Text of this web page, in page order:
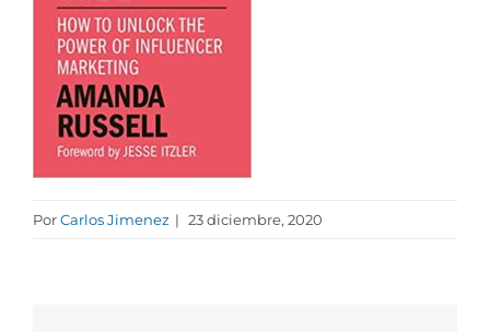
PorCarlos Jimenez | 23 diciembre, 2020